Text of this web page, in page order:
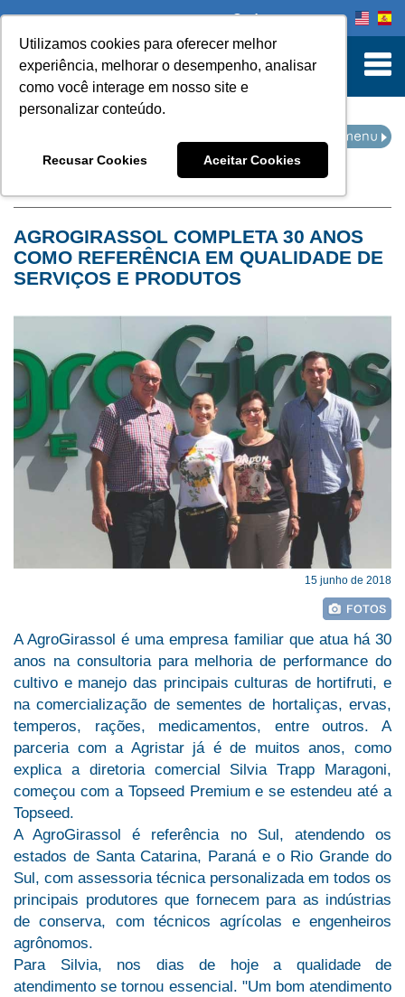
Utilizamos cookies para oferecer melhor
experiência, melhorar o desempenho, analisar
como você interage em nosso site e
personalizar conteúdo.
Recusar Cookies Aceitar Cookies
to Content
Onde comprar
AGROGIRASSOL COMPLETA 30 ANOS
COMO REFERÊNCIA EM QUALIDADE DE
SERVIÇOS E PRODUTOS
15 junho de 2018
A AgroGirassol é uma empresa familiar que atua há 30
anos na consultoria para melhoria de performance do
cultivo e manejo das principais culturas de hortifruti, e
na comercialização de sementes de hortaliças, ervas,
temperos, rações, medicamentos, entre outros. A
parceria com a Agristar já é de muitos anos, como
explica a diretoria comercial Silvia Trapp Maragoni,
começou com a Topseed Premium e se estendeu até a
Topseed.
A AgroGirassol é referência no Sul, atendendo os
estados de Santa Catarina, Paraná e o Rio Grande do
Sul, com assessoria técnica personalizada em todos os
principais produtores que fornecem para as indústrias
de conserva, com técnicos agrícolas e engenheiros
agrônomos.
Para Silvia, nos dias de hoje a qualidade de
atendimento se tornou essencial. "Um bom atendimento